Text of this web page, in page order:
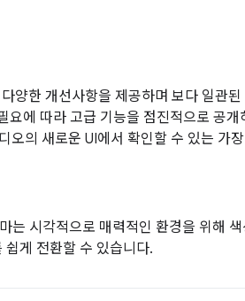
양한 개선사항을 제공하며 보다 일관
요에 따라 고급 기능을 점진적으로 공
오의 새로운 UI에서 확인할 수 있는 가
는 시각적으로 매력적인 환경을 위해
게 전환할 수 있습니다.